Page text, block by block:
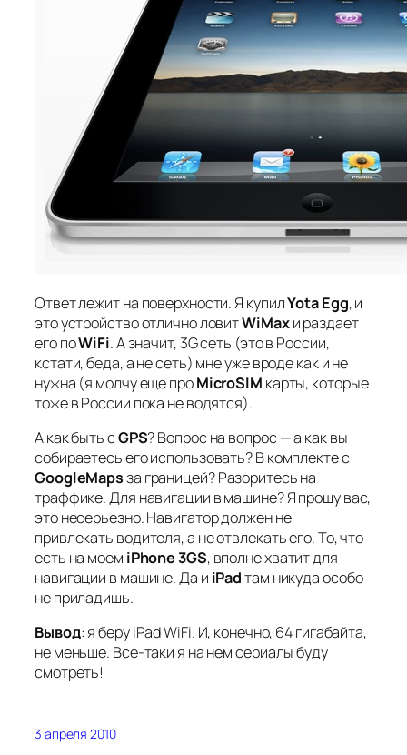
Ответ лежит на поверхности. Я купилYota Egg, и
это устройство отлично ловитWiMaxи раздает
его поWiFi. А значит, 3G сеть (это в России,
кстати, беда, а не сеть) мне уже вроде как и не
нужна (я молчу еще проMicroSIM карты, которые
тоже в России пока не водятся).
А как быть сGPS? Вопрос на вопрос — а как вы
собираетесь его использовать? В комплекте с
GoogleMapsза границей? Разоритесь на
траффике. Для навигации в машине? Я прошу вас,
это несерьезно. Навигатор должен не
привлекать водителя, а не отвлекать его. То, что
есть на моем iPhone 3GS, вполне хватит для
навигации в машине. Да и iPadтам никуда особо
не приладишь.
Вывод: я беру iPad WiFi. И, конечно, 64 гигабайта,
не меньше. Все-таки я на нем сериалы буду
смотреть!
3 апреля 2010